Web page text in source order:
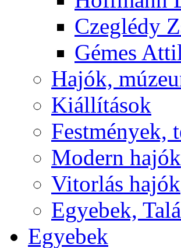
Czeglédy
Gémes
Hajók,
Kiállítások
Festmények,
Modern hajók
Vitorlás hajók
Egyebek,
Egyebek